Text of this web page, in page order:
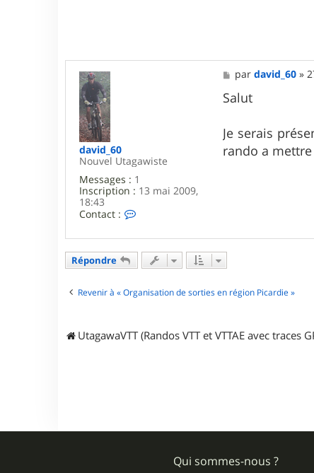
david_60
Nouvel Utagawiste
Messages : 1
Inscription : 13 mai 2009,
18:43
Contact :
n
c
e
v
M
e
s
s
g
e
pardavid_60 »
Salut
Je serais
rando a
Répondre
Revenir à « Organisation de sorties en région Picardie »
UtagawaVTT (Randos VTT et VTTAE avec traces
Qui sommes-nous ?